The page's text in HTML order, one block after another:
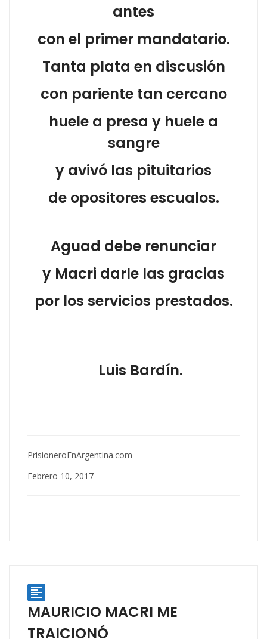
antes
con el primer mandatario.
Tanta plata en discusión
con pariente tan cercano
huele a presa y huele a
sangre
y avivó las pituitarios
de opositores escualos.
Aguad debe renunciar
y Macri darle las gracias
por los servicios prestados.
Luis Bardín.
PrisioneroEnArgentina.com
Febrero 10, 2017

MAURICIO MACRI ME
TRAICIONÓ